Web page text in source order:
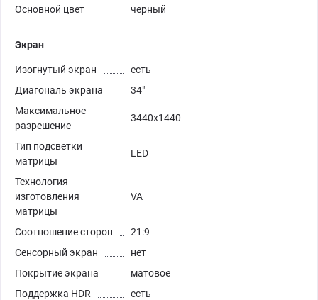
Основной цвет
черный
Экран
Изогнутый экран
есть
Диагональ экрана
34"
Максимальное
разрешение
3440x1440
Тип подсветки
матрицы
LED
Технология
изготовления
матрицы
VA
Соотношение сторон
21:9
Сенсорный экран
нет
Покрытие экрана
матовое
Поддержка HDR
есть